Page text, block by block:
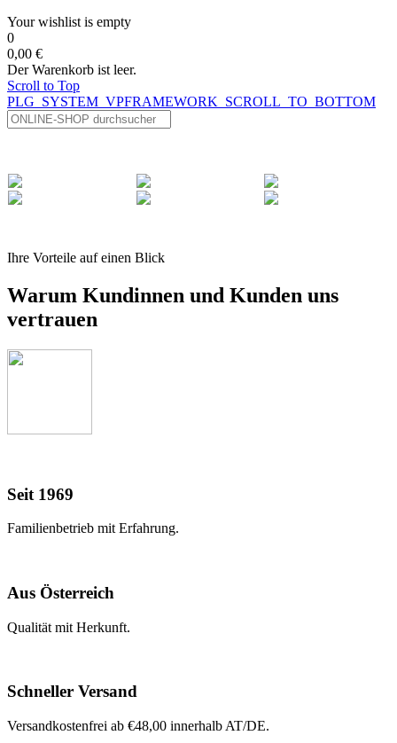
Your wishlist is empty
0
0,00 €
Der Warenkorb ist leer.
Scroll to Top
PLG_SYSTEM_VPFRAMEWORK_SCROLL_TO_BOTTOM
Ihre Vorteile auf einen Blick
Warum Kundinnen und Kunden uns
vertrauen
Seit 1969
Familienbetrieb mit Erfahrung.
Aus Österreich
Qualität mit Herkunft.
Schneller Versand
Versandkostenfrei ab €48,00 innerhalb AT/DE.